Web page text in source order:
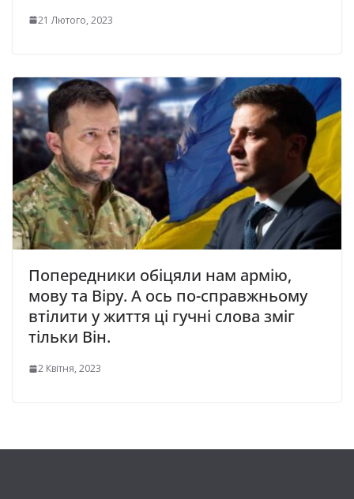
21 Лютого, 2023
Попередники обіцяли нам армію,
мову та Віру. А ось по-справжньому
втілити у життя ці гучні слова зміг
тільки Він.
2 Квітня, 2023